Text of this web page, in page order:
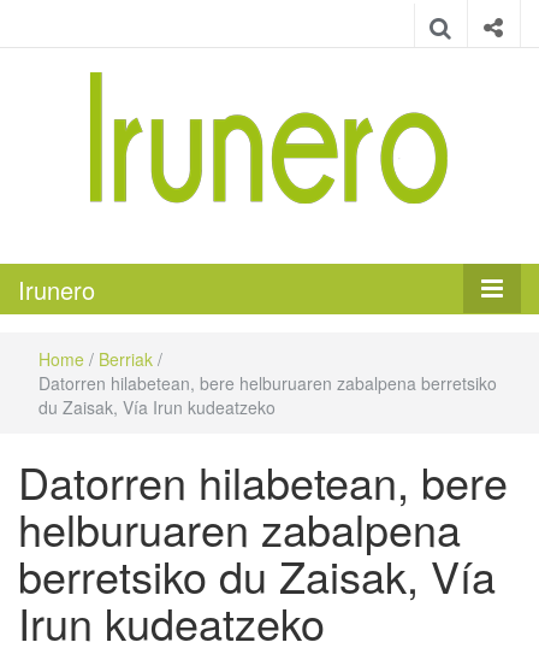
Irunero
Home / Berriak /
Datorren hilabetean, bere helburuaren zabalpena berretsiko
du Zaisak, Vía Irun kudeatzeko
Datorren hilabetean, bere
helburuaren zabalpena
berretsiko du Zaisak, Vía
Irun kudeatzeko